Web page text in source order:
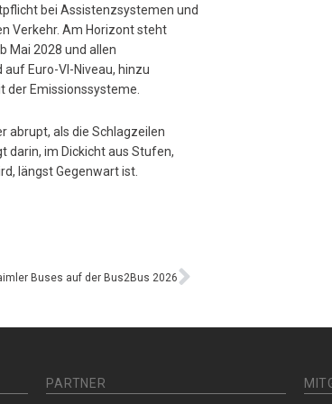
bei Assistenzsystemen und
Verkehr. Am Horizont steht
Mai 2028 und allen
Euro-VI-Niveau, hinzu
Emissionssysteme.
abrupt, als die Schlagzeilen
darin, im Dickicht aus Stufen,
längst Gegenwart ist.
Buses auf der Bus2Bus 2026
PARTNER